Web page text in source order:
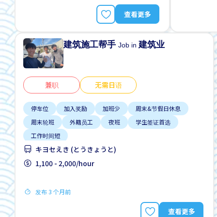
查看更多
建筑施工帮手Job in建筑业
兼职 无需日语
停车位 加入奖励 加班少
周末&节假日休息
周末轮班
外籍员工 夜班
学生签证首选
工作时间短
キヨセえき (とうきょうと)
1,100 - 2,000/hour
发布 3 个月前
查看更多